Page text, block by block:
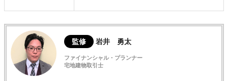
監修 岩井 勇太
ファイナンシャル・プランナー
宅地建物取引士